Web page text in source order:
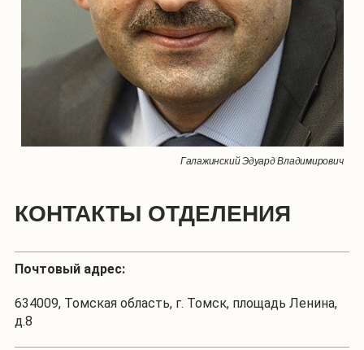
Галажинский Эдуард Владимирович
КОНТАКТЫ ОТДЕЛЕНИЯ
Почтовый адрес:
634009, Томская область, г. Томск, площадь Ленина,
д.8